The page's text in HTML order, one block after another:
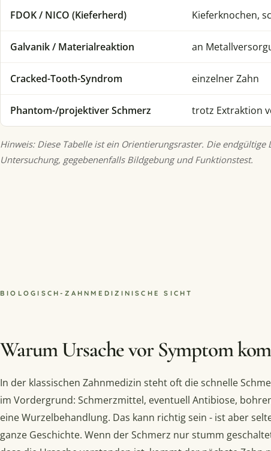
FDOK / NICO (Kieferherd) Kieferknochen,
Galvanik / Materialreaktion an
Cracked-Tooth-Syndrom einzelner Zahn
Phantom-/projektiver Schmerz trotz Extraktion
Hinweis: Diese Tabelle ist ein Orientierungsraster. Die
Untersuchung, gegebenenfalls Bildgebung und Funktionstest.
BIOLOGISCH-ZAHNMEDIZINISCHE SICHT
Warum Ursache vor Symptom
In der klassischen Zahnmedizin steht oft die schnelle
im Vordergrund: Schmerzmittel, eventuell Antibiose,
eine Wurzelbehandlung. Das kann richtig sein - ist aber
ganze Geschichte. Wenn der Schmerz nur stumm